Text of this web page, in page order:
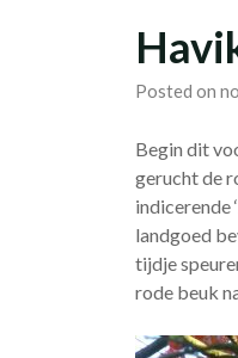
Posted on
Begin dit
gerucht de
indicerende
landgoed
tijdje
rode beuk